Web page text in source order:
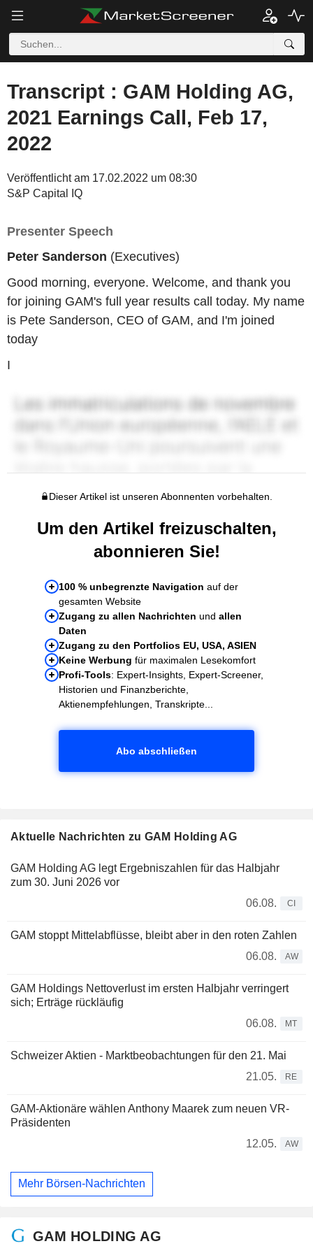
Transcript : GAM Holding AG,
2021 Earnings Call, Feb 17,
2022
Veröffentlicht am 17.02.2022 um 08:30
S&P Capital IQ
Presenter Speech
Peter Sanderson (Executives)
Good morning, everyone. Welcome, and thank you
for joining GAM's full year results call today. My name
is Pete Sanderson, CEO of GAM, and I'm joined
today
I
Dieser Artikel ist unseren Abonnenten vorbehalten.
Um den Artikel freizuschalten,
abonnieren Sie!
100 % unbegrenzte Navigation auf der
gesamten Website
Zugang zu allen Nachrichten und allen
Daten
Zugang zu den Portfolios EU, USA, ASIEN
Keine Werbung für maximalen Lesekomfort
Profi-Tools: Expert-Insights, Expert-Screener,
Historien und Finanzberichte,
Aktienempfehlungen, Transkripte...
Abo abschließen
Aktuelle Nachrichten zu GAM Holding AG
GAM Holding AG legt Ergebniszahlen für das Halbjahr
zum 30. Juni 2026 vor
06.08.
CI
GAM stoppt Mittelabflüsse, bleibt aber in den roten Zahlen
06.08.
AW
GAM Holdings Nettoverlust im ersten Halbjahr verringert
sich; Erträge rückläufig
06.08.
MT
Schweizer Aktien - Marktbeobachtungen für den 21. Mai
21.05.
RE
GAM-Aktionäre wählen Anthony Maarek zum neuen VR-
Präsidenten
12.05.
AW
Mehr Börsen-Nachrichten
GAM HOLDING AG